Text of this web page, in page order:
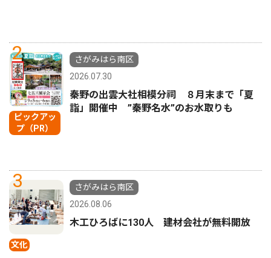
2
ピックアッ
プ（PR）
さがみはら南区
2026.07.30
秦野の出雲大社相模分祠 ８月末まで「夏
詣」開催中 ”秦野名水”のお水取りも
3
文化
さがみはら南区
2026.08.06
木工ひろばに130人 建材会社が無料開放